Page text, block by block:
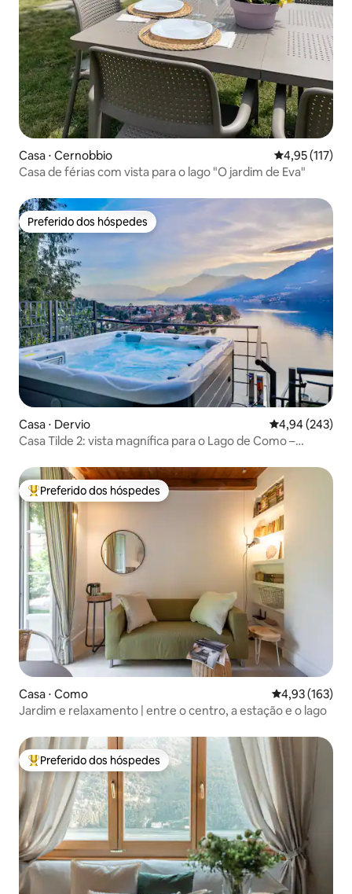
Casa ⋅ Cernobbio 4,95 de uma
4,95 (117)
Casa de férias com vista para o lago "O jardim de Eva"
Preferido dos hóspedes
Preferido dos hóspedes
Casa ⋅ Dervio 4,94 de uma
4,94 (243)
Casa Tilde 2: vista magnífica para o Lago de Como –
Entre os melhores preferidos dos hóspedes
Preferido dos hóspedes
Casa ⋅ Como 4,93 de uma
4,93 (163)
Jardim e relaxamento | entre o centro, a estação e o lago
Entre os melhores preferidos dos hóspedes
Preferido dos hóspedes